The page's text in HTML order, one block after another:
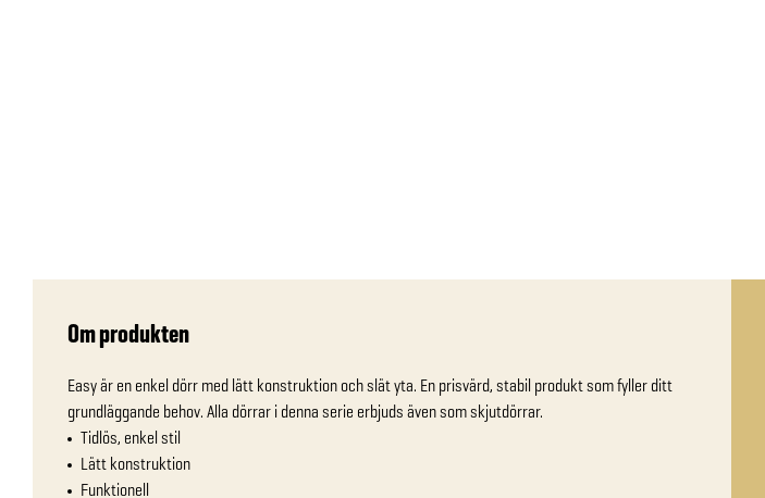
Om produkten
Easy är en enkel dörr med lätt konstruktion och slät yta. En prisvärd, stabil produkt som fyller ditt
grundläggande behov. Alla dörrar i denna serie erbjuds även som skjutdörrar.
Tidlös, enkel stil
Lätt konstruktion
Funktionell